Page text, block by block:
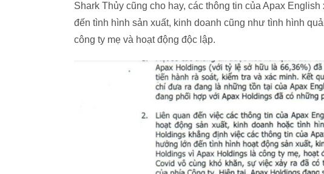
Shark Thủy cũng cho hay, các thông tin của Apax
đến tình hình sản xuất, kinh doanh cũng như tình hình
công ty mẹ và hoạt động độc lập.